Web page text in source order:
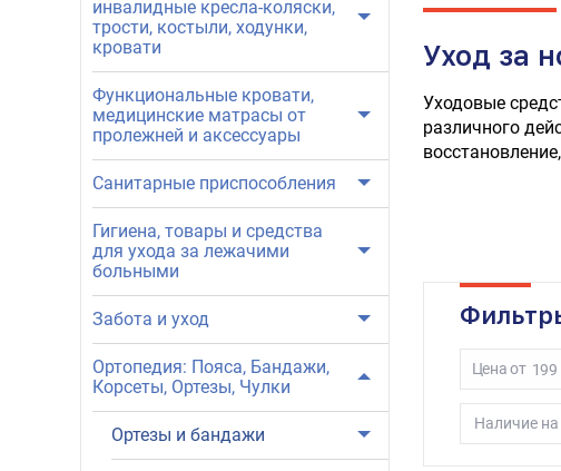
инвалидные кресла-коляски,
трости, костыли, ходунки,
кровати
Функциональные кровати,
медицинские матрасы от
пролежней и аксессуары
Санитарные приспособления
Гигиена, товары и средства
для ухода за лежачими
больными
Забота и уход
Ортопедия: Пояса, Бандажи,
Корсеты, Ортезы, Чулки
Ортезы и бандажи
Уход за
Уходовые
различного
Цена от
Наличие на